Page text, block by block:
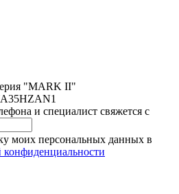
"MARK II"
и специалист свяжется с
моих персональных данных в
конфиденциальности